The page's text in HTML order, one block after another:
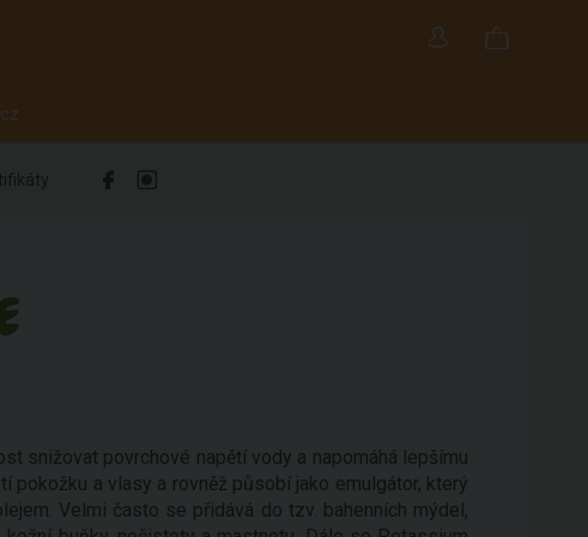
snižovat povrchové napětí vody a napomáhá lepšímu
pokožku a vlasy a rovněž působí jako emulgátor, který
Velmi často se přidává do tzv. bahenních mýdel,